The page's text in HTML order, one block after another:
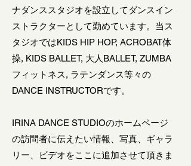
ナダンススタジオを設立してダンスイン
ストラクターとして勤めています。当ス
タジオではKIDS HIP HOP, ACROBAT体
操, KIDS BALLET, 大人BALLET, ZUMBA
フィットネス, ラテンダンス等々の
DANCE INSTRUCTORです。
IRINA DANCE STUDIOのホームページ
の訪問者に伝えたい情報、写真、ギャラ
リー、ビデオをここに追加させて頂きま